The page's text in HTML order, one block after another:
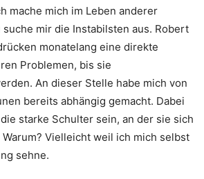
mache mich im Leben anderer
suche mir die Instabilsten aus. Robert
monatelang eine direkte
Problemen, bis sie
An dieser Stelle habe mich von
bereits abhängig gemacht. Dabei
starke Schulter sein, an der sie sich
Vielleicht weil ich mich selbst
sehne.